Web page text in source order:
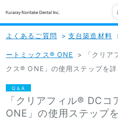
よくあるご質問 > 支台築造材料
ートミックス® ONE >
「クリ
クス® ONE」の使用ステップを詳
Q＆A
「クリアフィル® DC
ONE」の使用ステップ